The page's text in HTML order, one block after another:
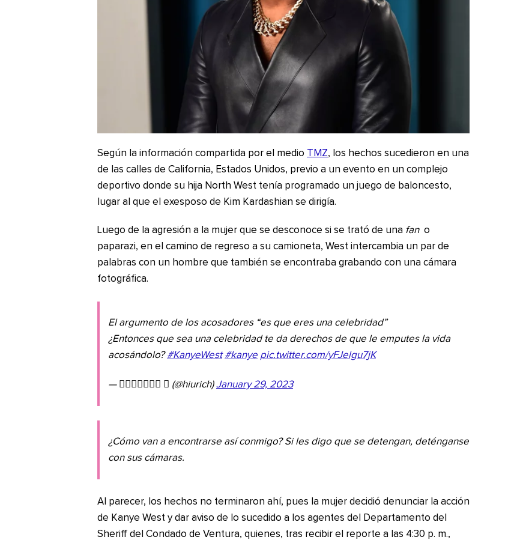
Según la información compartida por el medio TMZ, los hechos sucedieron en una
de las calles de California, Estados Unidos, previo a un evento en un complejo
deportivo donde su hija North West tenía programado un juego de baloncesto,
lugar al que el exesposo de Kim Kardashian se dirigía.
Luego de la agresión a la mujer que se desconoce si se trató de una fan o
paparazi, en el camino de regreso a su camioneta, West intercambia un par de
palabras con un hombre que también se encontraba grabando con una cámara
fotográfica.
El argumento de los acosadores “es que eres una celebridad”
¿Entonces que sea una celebridad te da derechos de que le emputes la vida
acosándolo?#KanyeWest #kanye pic.twitter.com/yFJelgu7jK
— 𝖧𝗂𝗎𝗋𝗂𝖼𝗁  (@hiurich)January 29, 2023
¿Cómo van a encontrarse así conmigo? Si les digo que se detengan, deténganse
con sus cámaras.
Al parecer, los hechos no terminaron ahí, pues la mujer decidió denunciar la acción
de Kanye West y dar aviso de lo sucedido a los agentes del Departamento del
Sheriff del Condado de Ventura, quienes, tras recibir el reporte a las 4:30 p. m.,